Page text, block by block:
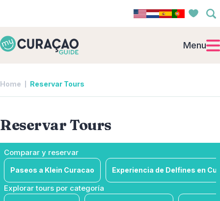
Menu
Home Reservar Tours
Reservar Tours
Comparar y reservar
Paseos a Klein Curacao Experiencia de Delfines en
Explorar tours por categoría